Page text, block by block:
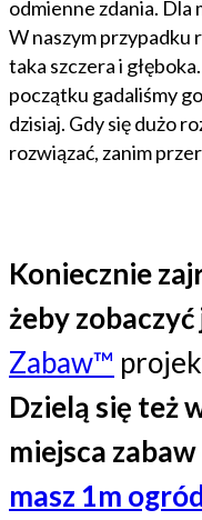
odmienne zdania. Dla
W naszym przypadku
taka szczera i
początku gadaliśmy
dzisiaj. Gdy się dużo
rozwiązać, zanim
Koniecznie
żeby
Zabaw™
Dzielą się też
miejsca
masz 1m